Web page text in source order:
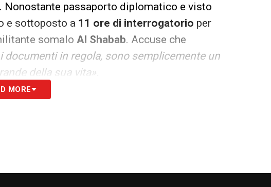
Nonostante passaporto diplomatico e visto
e sottoposto a 11 ore di interrogatorio per
somalo Al Shabab. Accuse che
i documenti in regola, sono semplicemente un
della sua vita».
su un volo diretto a Mogadiscio, con
UEFA
MORE